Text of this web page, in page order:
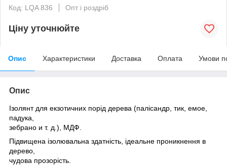
Код: LQA 836
Опт і роздріб
Ціну уточнюйте
Опис Характеристики Доставка Оплата Умови
Опис
Ізолянт для екзотичних порід дерева (палісандр, тик, емое,
падука,
зебрано и т. д.), МДФ.
Підвищена ізолювальна здатність, ідеальне проникнення в
дерево,
чудова прозорість.